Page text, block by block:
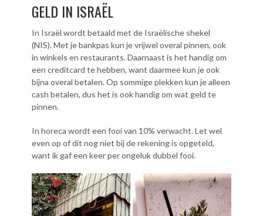
GELD IN ISRAËL
In Israël wordt betaald met de Israëlische shekel
(NIS). Met je bankpas kun je vrijwel overal pinnen, ook
in winkels en restaurants. Daarnaast is het handig om
een creditcard te hebben, want daarmee kun je ook
bijna overal betalen. Op sommige plekken kun je alleen
cash betalen, dus het is ook handig om wat geld te
pinnen.
In horeca wordt een fooi van 10% verwacht. Let wel
even op of dit nog niet bij de rekening is opgeteld,
want ik gaf een keer per ongeluk dubbel fooi.